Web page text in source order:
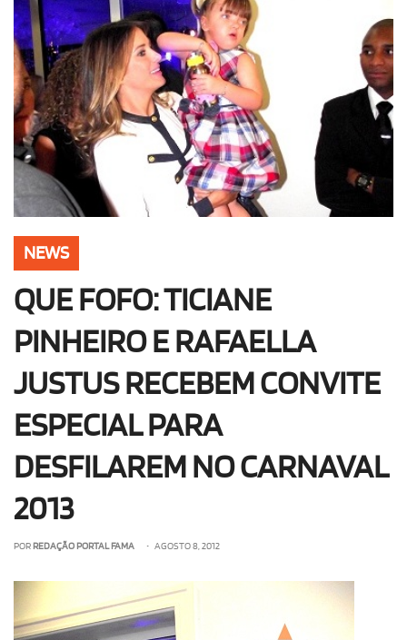
NEWS
QUE FOFO: TICIANE
PINHEIRO E RAFAELLA
JUSTUS RECEBEM CONVITE
ESPECIAL PARA
DESFILAREM NO CARNAVAL
2013
POR REDAÇÃO PORTAL FAMA • AGOSTO 8, 2012